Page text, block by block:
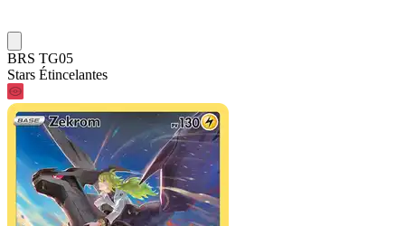
BRS TG05
Stars Étincelantes